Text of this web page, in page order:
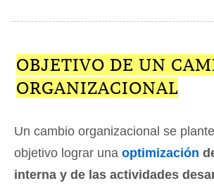
OBJETIVO DE UN
ORGANIZACIONAL
Un cambio organizacional se
objetivo lograr una optimización
interna y de las actividades